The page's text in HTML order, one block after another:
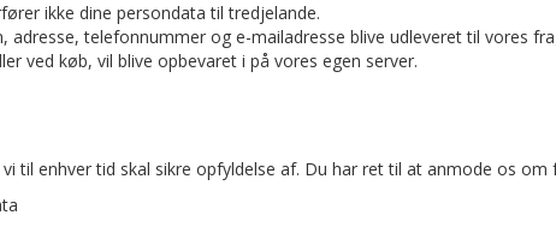
ikke dine persondata til tredjelande.
adresse, telefonnummer og e-mailadresse blive udleveret til vores
ved køb, vil blive opbevaret i på vores egen server.
til enhver tid skal sikre opfyldelse af. Du har ret til at anmode os om